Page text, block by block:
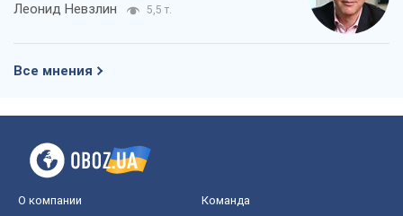
Леонид Невзлин 5,5 т.
Все мнения
О компании Команда